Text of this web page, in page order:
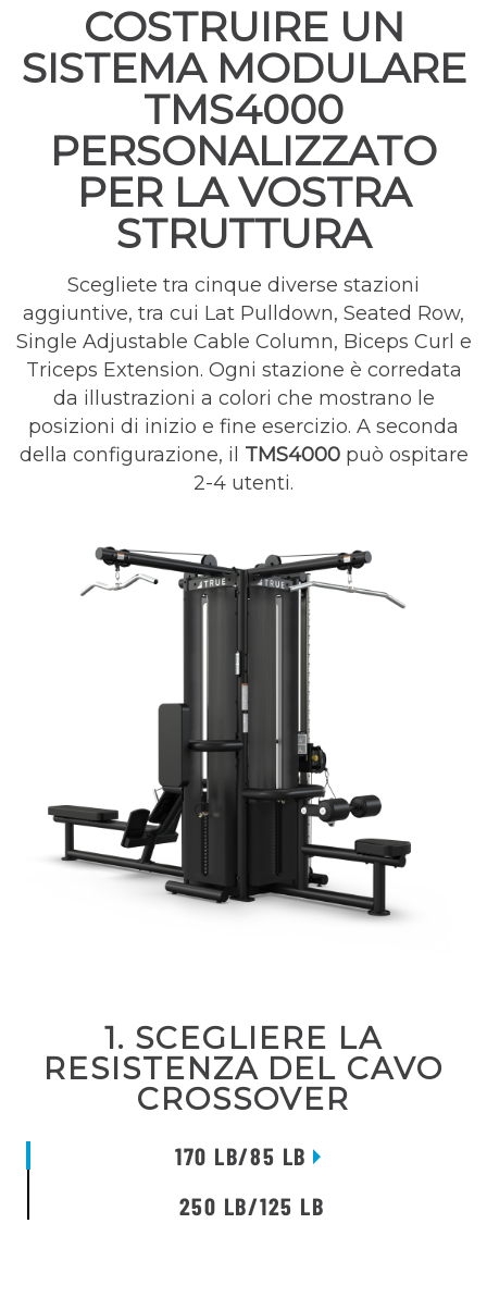
COSTRUIRE UN
SISTEMA MODULARE
TMS4000
PERSONALIZZATO
PER LA VOSTRA
STRUTTURA
Scegliete tra cinque diverse stazioni
aggiuntive, tra cui Lat Pulldown, Seated Row,
Single Adjustable Cable Column, Biceps Curl e
Triceps Extension. Ogni stazione è corredata
da illustrazioni a colori che mostrano le
posizioni di inizio e fine esercizio. A seconda
della configurazione, il TMS4000può ospitare
2-4 utenti.
1. SCEGLIERE LA
RESISTENZA DEL CAVO
CROSSOVER
170 LB/85 LB
250 LB/125 LB